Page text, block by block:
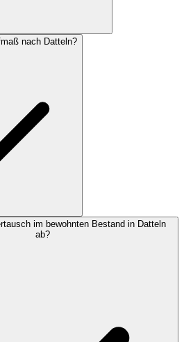
nach Datteln?
im bewohnten Bestand in Datteln
ab?